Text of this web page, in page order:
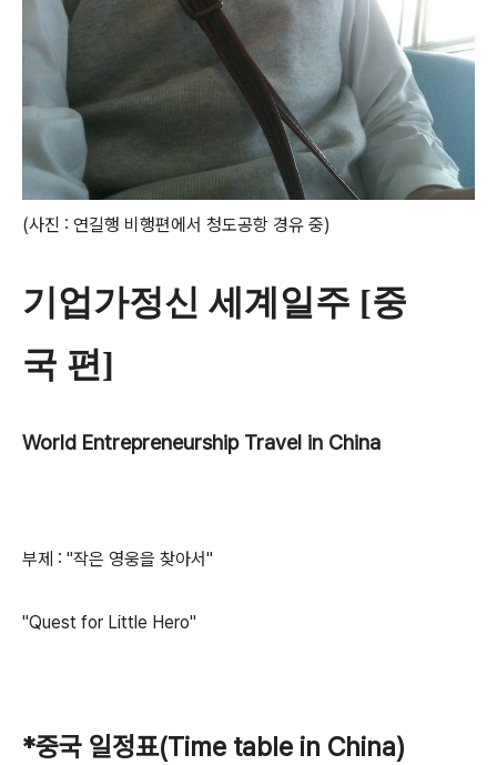
(사진 : 연길행 비행편에서 청도공항 경유 중)
기업가정신 세계일주 [중
국 편]
World Entrepreneurship Travel in China
부제 : "작은 영웅을 찾아서"
"Quest for Little Hero"
*중국 일정표(Time table in China)